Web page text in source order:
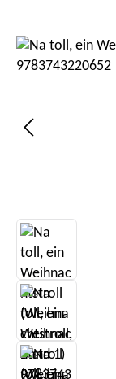
Bildergalerie